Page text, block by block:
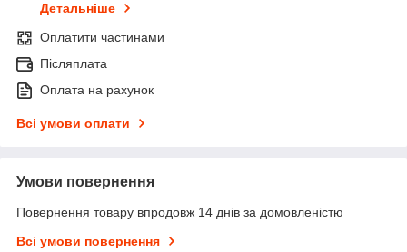
Детальніше
Оплатити частинами
Післяплата
Оплата на рахунок
Всі умови оплати
Умови повернення
Повернення товару впродовж 14 днів за домовленістю
Всі умови повернення